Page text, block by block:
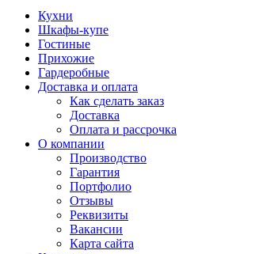
Кухни
Шкафы-купе
Гостиные
Прихожие
Гардеробные
Доставка и оплата
Как сделать заказ
Доставка
Оплата и рассрочка
О компании
Производство
Гарантия
Портфолио
Отзывы
Реквизиты
Вакансии
Карта сайта